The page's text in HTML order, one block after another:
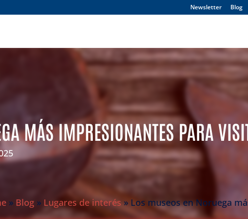
Newsletter Blog
MÁS IMPRESIONANTES PARA
» Blog » Lugares de interés » Los museos en Noruega